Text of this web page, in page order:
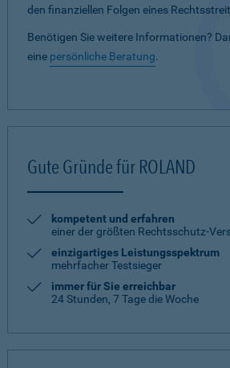
den finanziellen Folgen eines
Benötigen Sie weitere Informationen?
eine persönliche Beratung.
Gute Gründe für ROLAND
kompetent und erfahren
einer der größten Rechtsschutz-
einzigartiges Leistungsspektrum
mehrfacher Testsieger
immer für Sie erreichbar
24 Stunden, 7 Tage die Woche